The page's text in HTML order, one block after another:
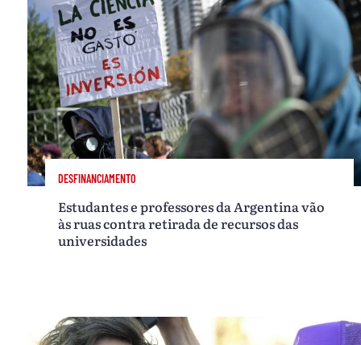
DESFINANCIAMENTO
Estudantes e professores da Argentina vão
às ruas contra retirada de recursos das
universidades